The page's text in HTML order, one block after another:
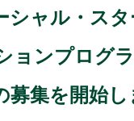
シャル・ス
ョンプログ
集を開始し